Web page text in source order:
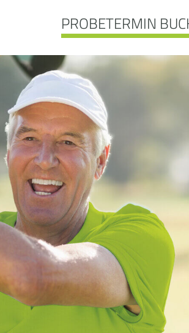
PROBETERMIN